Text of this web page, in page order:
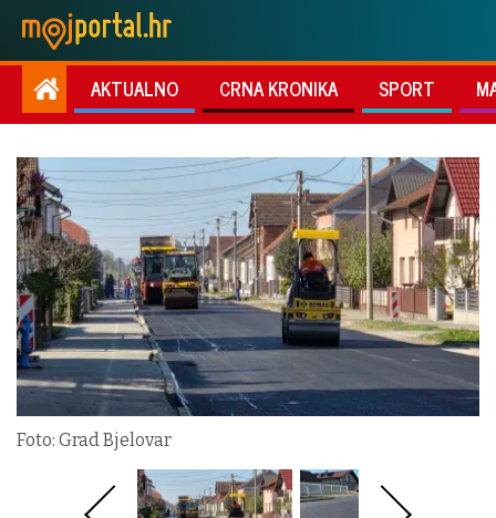
AKTUALNO CRNA KRONIKA SPORT
Foto: Grad Bjelovar